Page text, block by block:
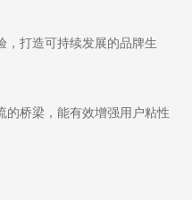
打造可持续发展的品牌生
桥梁，能有效增强用户粘性